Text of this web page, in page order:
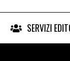
SERVIZI